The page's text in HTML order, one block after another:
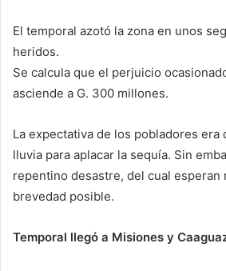
El temporal azotó la zona en unos
heridos.
Se calcula que el perjuicio
asciende a G. 300 millones.
La expectativa de los pobladores era
lluvia para aplacar la sequía. Sin
repentino desastre, del cual esperan
brevedad posible.
Temporal llegó a Misiones y